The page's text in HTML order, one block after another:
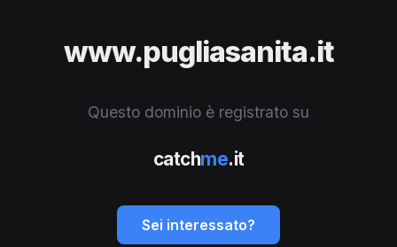
www.pugliasanita.it
Questo dominio è registrato su
catchme.it
Sei interessato?